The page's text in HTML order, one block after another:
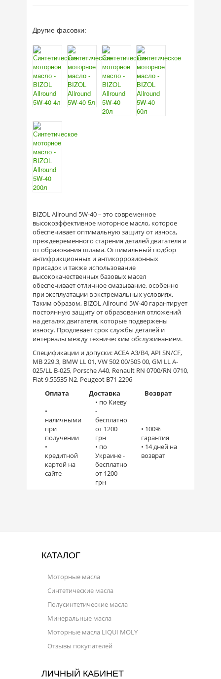
Другие фасовки:
BIZOL Allround 5W-40 – это современное
высокоэффективное моторное масло, которое
обеспечивает оптимальную защиту от износа,
преждевременного старения деталей двигателя и
от образования шлама. Оптимальный подбор
антифрикционных и антикоррозионных
присадок и также использование
высококачественных базовых масел
обеспечивает отличное смазывание, особенно
при эксплуатации в экстремальных условиях.
Таким образом, BIZOL Allround 5W-40 гарантирует
постоянную защиту от образования отложений
на деталях двигателя, которые подвержены
износу. Продлевает срок службы деталей и
интервалы между техническим обслуживанием.
Спецификации и допуски: ACEA A3/B4, API SN/CF,
MB 229.3, BMW LL 01, VW 502 00/505 00, GM LL A-
025/LL B-025, Porsche A40, Renault RN 0700/RN 0710,
Fiat 9.55535 N2, Peugeot B71 2296
Оплата
Доставка
Возврат
•
наличными
при
получении
•
кредитной
картой на
сайте
• по Киеву
-
бесплатно
от 1200
грн
• по
Украине -
бесплатно
от 1200
грн
• 100%
гарантия
• 14 дней на
возврат
КАТАЛОГ
Моторные масла
Синтетические масла
Полусинтетические масла
Минеральные масла
Моторные масла LIQUI MOLY
Отзывы покупателей
ЛИЧНЫЙ КАБИНЕТ